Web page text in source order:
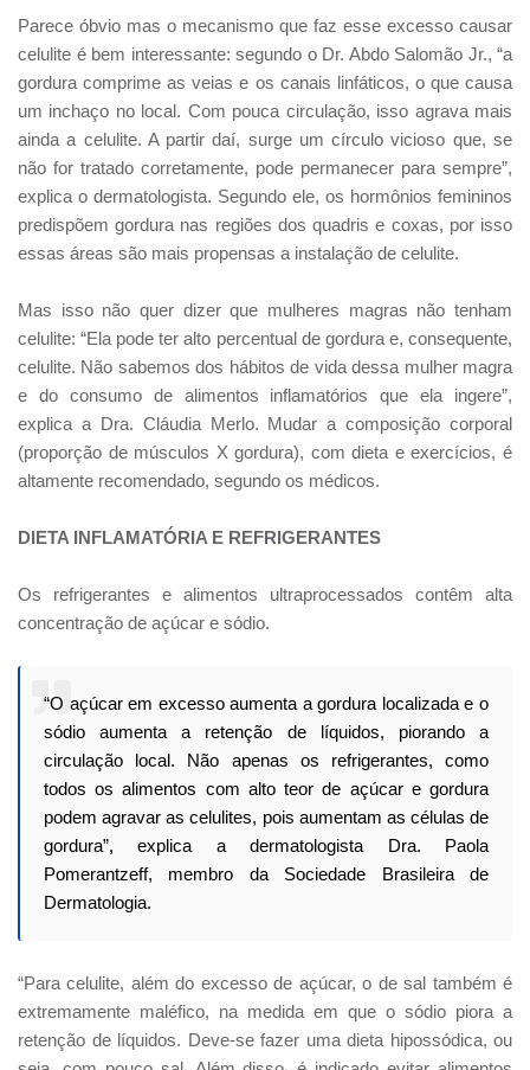
Parece óbvio mas o mecanismo que faz esse excesso causar
celulite é bem interessante: segundo o Dr. Abdo Salomão Jr., “a
gordura comprime as veias e os canais linfáticos, o que causa
um inchaço no local. Com pouca circulação, isso agrava mais
ainda a celulite. A partir daí, surge um círculo vicioso que, se
não for tratado corretamente, pode permanecer para sempre”,
explica o dermatologista. Segundo ele, os hormônios femininos
predispõem gordura nas regiões dos quadris e coxas, por isso
essas áreas são mais propensas a instalação de celulite.
Mas isso não quer dizer que mulheres magras não tenham
celulite: “Ela pode ter alto percentual de gordura e, consequente,
celulite. Não sabemos dos hábitos de vida dessa mulher magra
e do consumo de alimentos inflamatórios que ela ingere”,
explica a Dra. Cláudia Merlo. Mudar a composição corporal
(proporção de músculos X gordura), com dieta e exercícios, é
altamente recomendado, segundo os médicos.
DIETA INFLAMATÓRIA E REFRIGERANTES
Os refrigerantes e alimentos ultraprocessados contêm alta
concentração de açúcar e sódio.
“O açúcar em excesso aumenta a gordura localizada e o
sódio aumenta a retenção de líquidos, piorando a
circulação local. Não apenas os refrigerantes, como
todos os alimentos com alto teor de açúcar e gordura
podem agravar as celulites, pois aumentam as células de
gordura”, explica a dermatologista Dra. Paola
Pomerantzeff, membro da Sociedade Brasileira de
Dermatologia.
“Para celulite, além do excesso de açúcar, o de sal também é
extremamente maléfico, na medida em que o sódio piora a
retenção de líquidos. Deve-se fazer uma dieta hipossódica, ou